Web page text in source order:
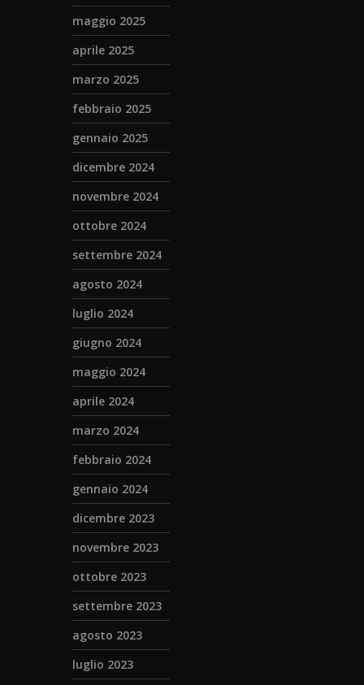
maggio 2025
aprile 2025
marzo 2025
febbraio 2025
gennaio 2025
dicembre 2024
novembre 2024
ottobre 2024
settembre 2024
agosto 2024
luglio 2024
giugno 2024
maggio 2024
aprile 2024
marzo 2024
febbraio 2024
gennaio 2024
dicembre 2023
novembre 2023
ottobre 2023
settembre 2023
agosto 2023
luglio 2023